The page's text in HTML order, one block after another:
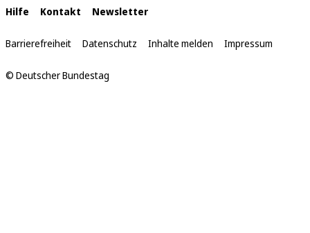
Interne
Links
Hilfe Kontakt Newsletter
Barrierefreiheit Datenschutz Inhalte melden Impressum
© Deutscher Bundestag